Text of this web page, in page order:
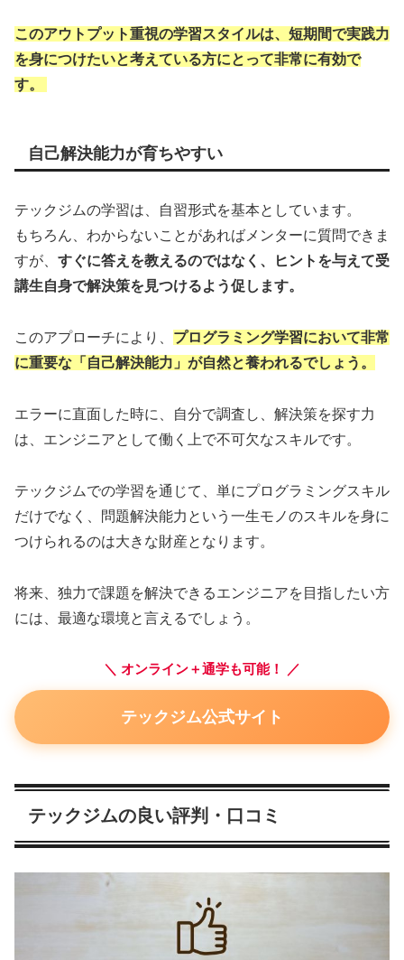
このアウトプット重視の学習スタイルは、短期間で実践力
を身につけたいと考えている方にとって非常に有効で
す。
自己解決能力が育ちやすい
テックジムの学習は、自習形式を基本としています。
もちろん、わからないことがあればメンターに質問できま
すが、 すぐに答えを教えるのではなく、ヒントを与えて受
講生自身で解決策を見つけるよう促します。
このアプローチにより、 プログラミング学習において非常
に重要な「自己解決能力」が自然と養われるでしょう。
エラーに直面した時に、自分で調査し、解決策を探す力
は、エンジニアとして働く上で不可欠なスキルです。
テックジムでの学習を通じて、単にプログラミングスキル
だけでなく、問題解決能力という一生モノのスキルを身に
つけられるのは大きな財産となります。
将来、独力で課題を解決できるエンジニアを目指したい方
には、最適な環境と言えるでしょう。
＼ オンライン＋通学も可能！ ／
テックジム公式サイト
テックジムの良い評判・口コミ